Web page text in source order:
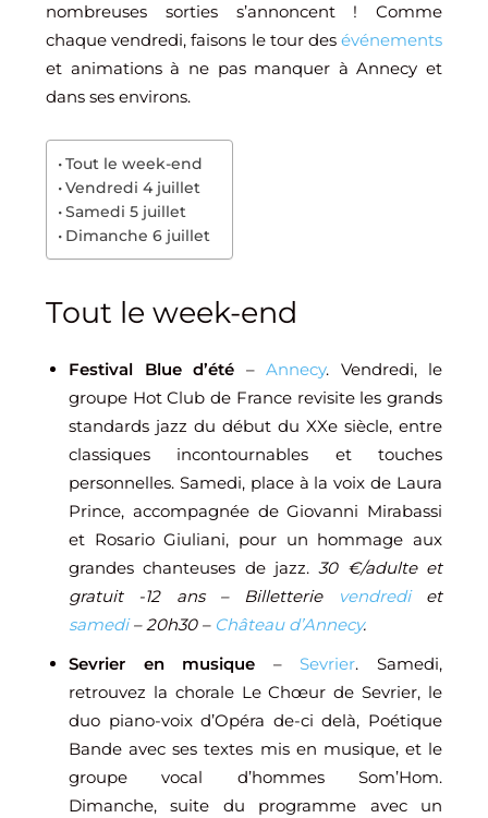
nombreuses sorties s’annoncent ! Comme
chaque vendredi, faisons le tour des événements
et animations à ne pas manquer à Annecy et
dans ses environs.
Tout le week-end
Vendredi 4 juillet
Samedi 5 juillet
Dimanche 6 juillet
Tout le week-end
Festival Blue d’été – Annecy. Vendredi, le
groupe Hot Club de France revisite les grands
standards jazz du début du XXe siècle, entre
classiques incontournables et touches
personnelles. Samedi, place à la voix de Laura
Prince, accompagnée de Giovanni Mirabassi
et Rosario Giuliani, pour un hommage aux
grandes chanteuses de jazz. 30 €/adulte et
gratuit -12 ans – Billetterie
vendrediet
samedi– 20h30 – Château d’Annecy.
Sevrier en musique – Sevrier. Samedi,
retrouvez la chorale Le Chœur de Sevrier, le
duo piano-voix d’Opéra de-ci delà, Poétique
Bande avec ses textes mis en musique, et le
groupe vocal d’hommes Som’Hom.
Dimanche, suite du programme avec un